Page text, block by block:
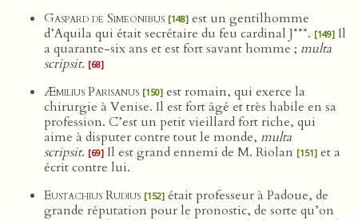
Gaspard de Simeonibus [148] est un gentilhomme
d’Aquila qui était secrétaire du feu cardinal J***. [149] Il
a quarante-six ans et est fort savant homme ; multa
scripsit. [68]
Æmilius Parisanus [150] est romain, qui exerce la
chirurgie à Venise. Il est fort âgé et très habile en sa
profession. C’est un petit vieillard fort riche, qui
aime à disputer contre tout le monde, multa
scripsit. [69] Il est grand ennemi de M. Riolan [151] et a
écrit contre lui.
Eustachius Rudius [152] était professeur à Padoue, de
grande réputation pour le pronostic, de sorte qu’on